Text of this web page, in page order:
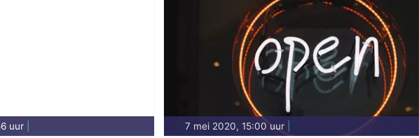
uur 7 mei 2020, 15:00 uur|